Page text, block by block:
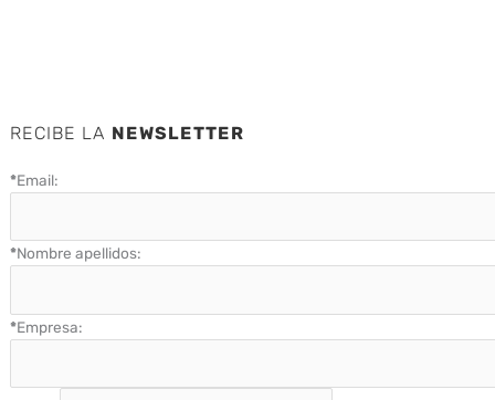
RECIBE LA NEWSLETTER
*Email:
*Nombre apellidos:
*Empresa: